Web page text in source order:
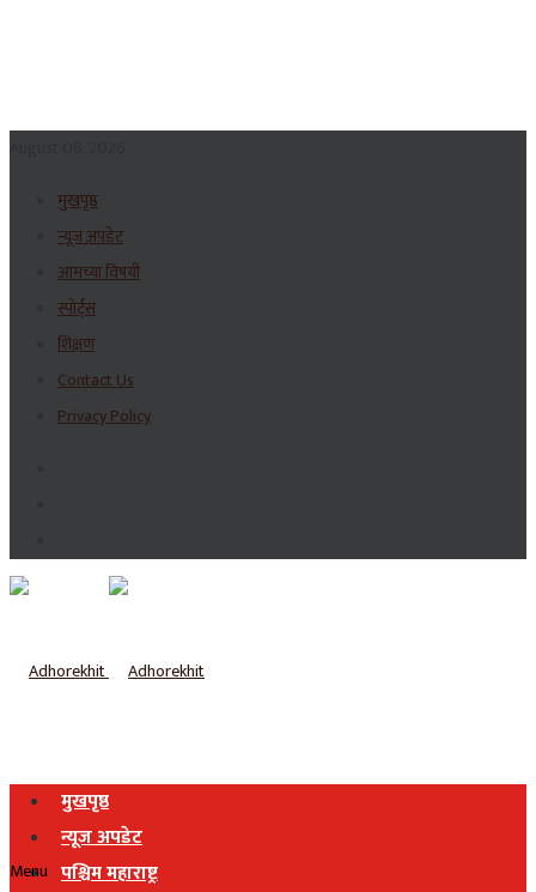
मुखपृष्ठ
न्यूज अपडेट
आमच्या विषयी
स्पोर्ट्स
शिक्षण
Contact Us
Privacy Policy
मुखपृष्ठ
न्यूज अपडेट
पश्चिम महाराष्ट्र
Menu